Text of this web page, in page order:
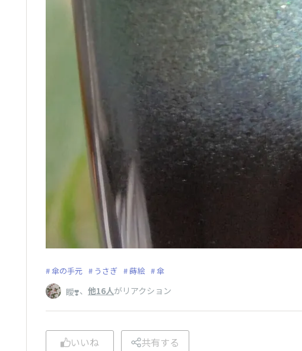
傘の手元 うさぎ 蒔絵 傘
瞹❣️、 他16人がリアクション
いいね 共有する